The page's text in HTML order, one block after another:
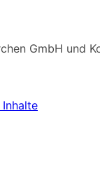
GmbH und